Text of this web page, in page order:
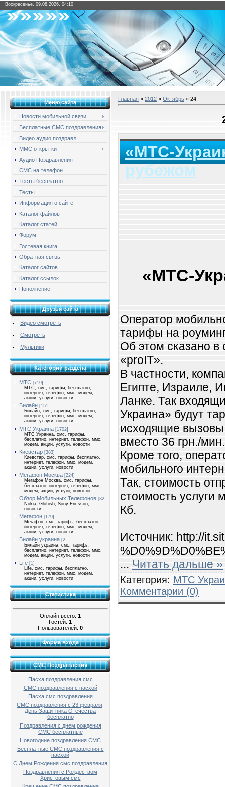
Воскресенье, 09.08.2026, 04:10
Меню сайта
Новости мобильной связи
Бесплатные СМС поздравления
Видео аудио поздравл...
ММС открытки
Аудио Поздравления
СМС на телефон
Тесты бесплатно
Тесты
Информация о сайте
Каталог файлов
Каталог статей
Форум
Гостевая книга
Обратная связь
Каталог сайтов
Каталог ссылок
Пополнение
Друзья сайта
Видео смотреть
Смотреть
Мультики
Категории раздела
МТС [719]
МТС, смс, тарифы, бесплатно,
интернет, телефон, ммс, модем,
акции, услуги, новости
Билайн [151]
Билайн, смс, тарифы, бесплатно,
интернет, телефон, ммс, модем,
акции, услуги, новости
МТС Украина [1702]
МТС Украина, смс, тарифы,
бесплатно, интернет, телефон, ммс,
модем, акции, услуги, новости
Киевстар [383]
Киевстар, смс, тарифы, бесплатно,
интернет, телефон, ммс, модем,
акции, услуги, новости
Мегафон Москва [224]
Мегафон Москва, смс, тарифы,
бесплатно, интернет, телефон, ммс,
модем, акции, услуги, новости
Обзор Мобильных Телефонов [32]
Nokia, Glofiish, Sony Ericsson,,
новости
Мегафон [179]
Мегафон, смс, тарифы, бесплатно,
интернет, телефон, ммс, модем,
акции, услуги, новости
Билайн украина [2]
Билайн украина, смс, тарифы,
бесплатно, интернет, телефон, ммс,
модем, акции, услуги, новости
Life [1]
Life, смс, тарифы, бесплатно,
интернет, телефон, ммс, модем,
акции, услуги, новости
Статистика
Онлайн всего: 1
Гостей: 1
Пользователей: 0
Форма входа
СМС Поздравления
Пасха поздравления смс
СМС поздравления с пасхой
Пасха смс поздравления
СМС поздравления с 23 февраля,
День Защитника Отечества
бесплатно
Поздравления с днем рождения
СМС бесплатные
Новогодние поздравления СМС
Бесплатные СМС поздравления с
пасхой
С Днем Рождения смс поздравления
Поздравления с Рождеством
Христовым смс
Главная » 2012 » Октябрь » 24
«МТС-
рубежом
«МТС-
Оператор
тарифы на
Об этом сказано в
«proIT».
В частности,
Египте, Израиле,
Ланке. Так
Украина» будут
исходящие вызовы
вместо 36 грн./мин.
Кроме того,
мобильного
Так, стоимость
стоимость услуги
Кб.
Источник: http://
... Читать дальше »
Категория: МТС
Комментарии (0)